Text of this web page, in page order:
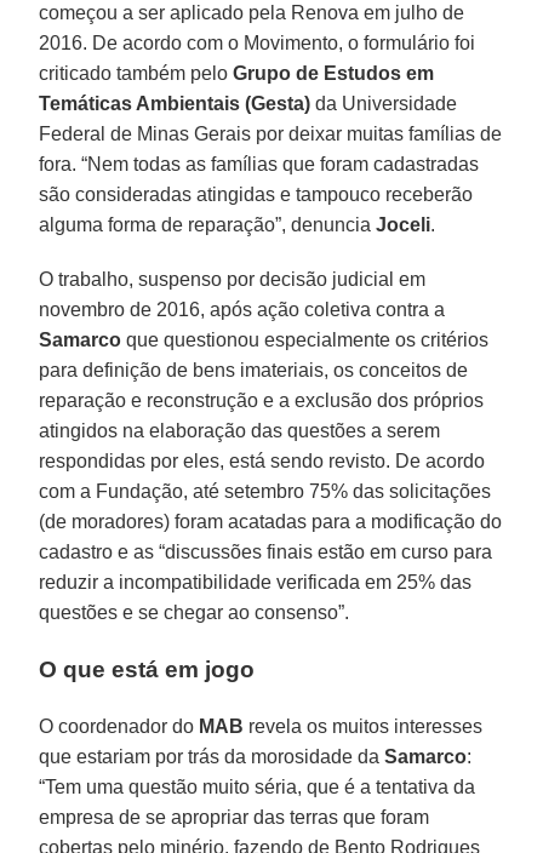
começou a ser aplicado pela Renova em julho de
2016. De acordo com o Movimento, o formulário foi
criticado também peloGrupo de Estudos em
Temáticas Ambientais (Gesta) da Universidade
Federal de Minas Gerais por deixar muitas famílias de
fora. “Nem todas as famílias que foram cadastradas
são consideradas atingidas e tampouco receberão
alguma forma de reparação”, denunciaJoceli.
O trabalho, suspenso por decisão judicial em
novembro de 2016, após ação coletiva contra a
Samarco que questionou especialmente os critérios
para definição de bens imateriais, os conceitos de
reparação e reconstrução e a exclusão dos próprios
atingidos na elaboração das questões a serem
respondidas por eles, está sendo revisto. De acordo
com a Fundação, até setembro 75% das solicitações
(de moradores) foram acatadas para a modificação do
cadastro e as “discussões finais estão em curso para
reduzir a incompatibilidade verificada em 25% das
questões e se chegar ao consenso”.
O que está em jogo
O coordenador do MAB revela os muitos interesses
que estariam por trás da morosidade daSamarco:
“Tem uma questão muito séria, que é a tentativa da
empresa de se apropriar das terras que foram
cobertas pelo minério, fazendo de Bento Rodrigues